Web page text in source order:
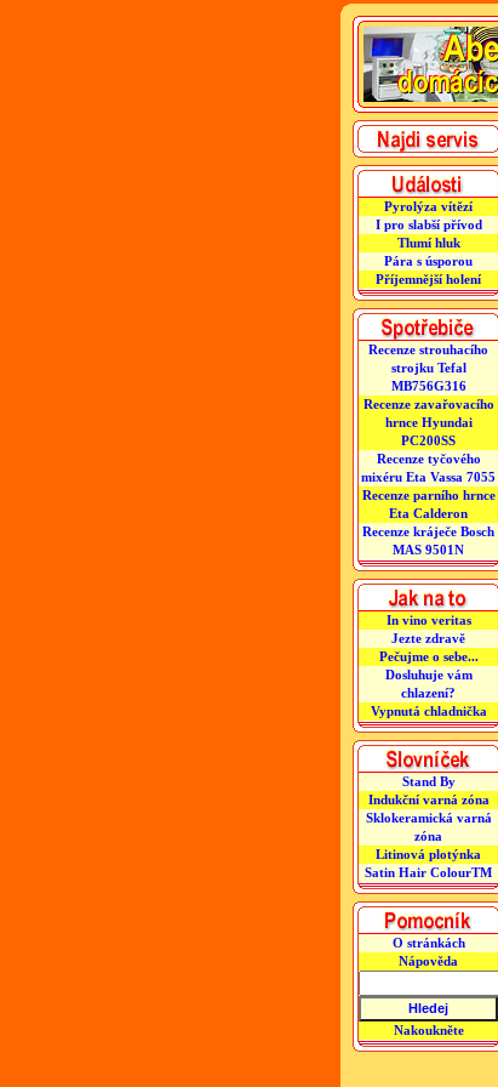
Pyrolýza vítězí
I pro slabší přívod
Tlumí hluk
Pára s úsporou
Příjemnější holení
Recenze strouhacího
strojku Tefal
MB756G316
Recenze zavařovacího
hrnce Hyundai
PC200SS
Recenze tyčového
mixéru Eta Vassa 7055
Recenze parního hrnce
Eta Calderon
Recenze kráječe Bosch
MAS 9501N
In vino veritas
Jezte zdravě
Pečujme o sebe...
Dosluhuje vám
chlazení?
Vypnutá chladnička
Stand By
Indukční varná zóna
Sklokeramická varná
zóna
Litinová plotýnka
Satin Hair ColourTM
O stránkách
Nápověda
Nakoukněte